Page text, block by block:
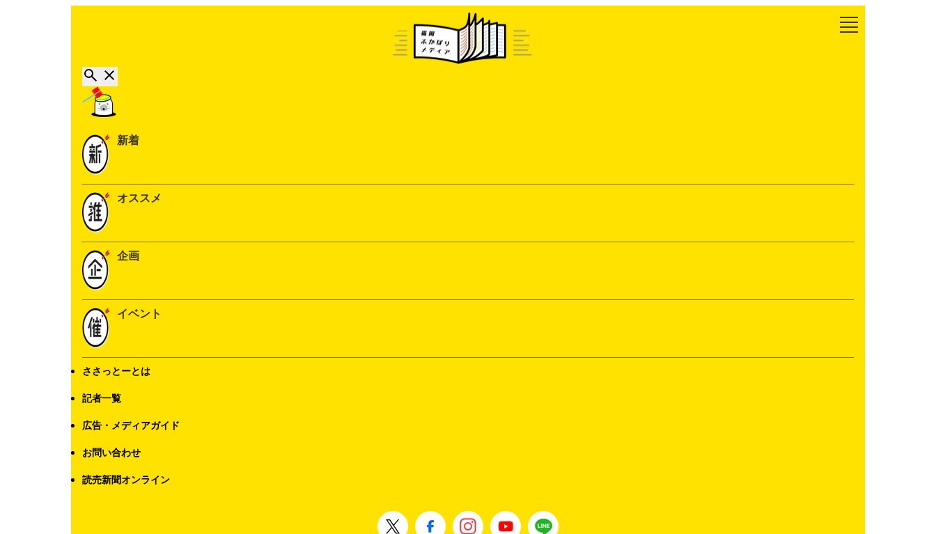
新着
オススメ
企画
イベント
ささっとーとは
記者一覧
広告・メディアガイド
お問い合わせ
読売新聞オンライン